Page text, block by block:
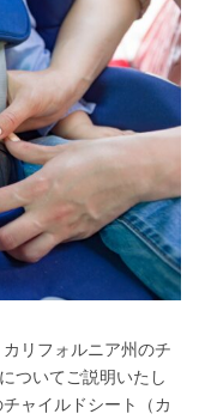
リフォルニア州のチ
ついてご説明いたし
ャイルドシート（カ